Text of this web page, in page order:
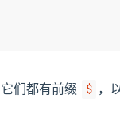
们都有前缀 $ ，